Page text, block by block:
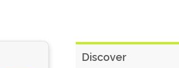
Discover